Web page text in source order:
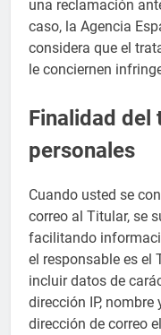
una reclamación
caso, la Agencia
considera que el
le conciernen
Finalidad del
personales
Cuando usted se
correo al Titular, se
facilitando
el responsable es el
incluir datos de
dirección IP,
dirección de correo